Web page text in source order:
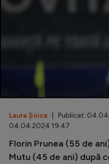
Champions
Laura Șoica | Publicat:
04.04.2024 19:47
Florin Prunea (55 de
Mutu (45 de ani) după